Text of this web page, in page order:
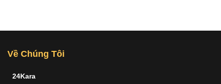
Về Chúng Tôi
24Kara